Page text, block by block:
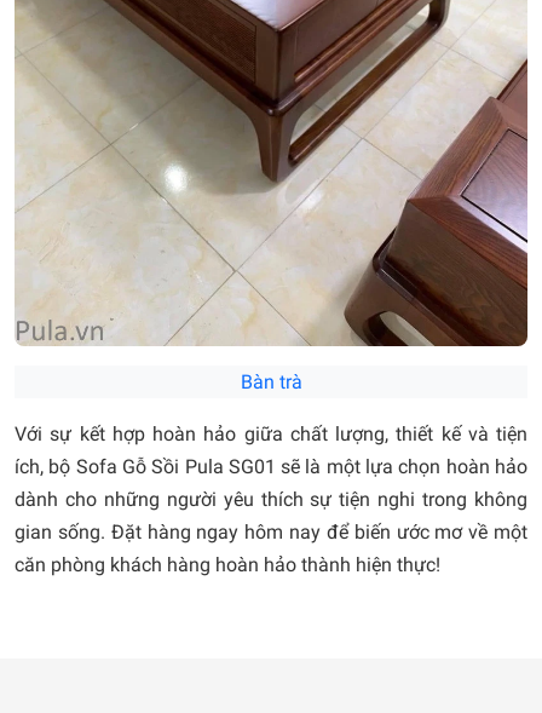
Bàn trà
Với sự kết hợp hoàn hảo giữa chất lượng, thiết kế và tiện
ích, bộ Sofa Gỗ Sồi Pula SG01 sẽ là một lựa chọn hoàn hảo
dành cho những người yêu thích sự tiện nghi trong không
gian sống. Đặt hàng ngay hôm nay để biến ước mơ về một
căn phòng khách hàng hoàn hảo thành hiện thực!